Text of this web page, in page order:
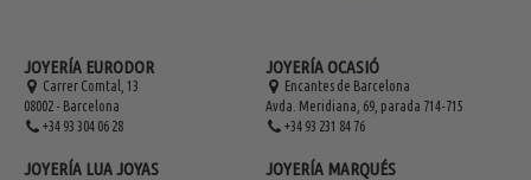
JOYERÍA EURODOR
Carrer Comtal, 13
08002 - Barcelona
+34 93 304 06 28
JOYERÍA LUA JOYAS
JOYERÍA OCASIÓ
Encantes de Barcelona
Avda. Meridiana, 69, parada 714-715
+34 93 231 84 76
JOYERÍA MARQUÉS